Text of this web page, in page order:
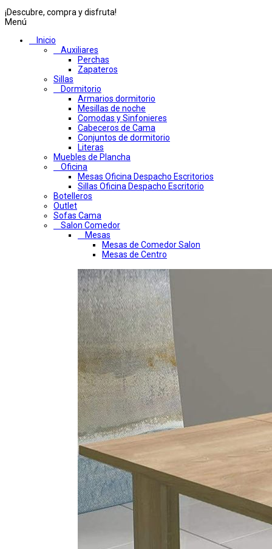
¡Descubre, compra y disfruta!
Menú
Inicio
Auxiliares
Perchas
Zapateros
Sillas
Dormitorio
Armarios dormitorio
Mesillas de noche
Comodas y Sinfonieres
Cabeceros de Cama
Conjuntos de dormitorio
Literas
Muebles de Plancha
Oficina
Mesas Oficina Despacho Escritorios
Sillas Oficina Despacho Escritorio
Botelleros
Outlet
Sofas Cama
Salon Comedor
Mesas
Mesas de Comedor Salon
Mesas de Centro